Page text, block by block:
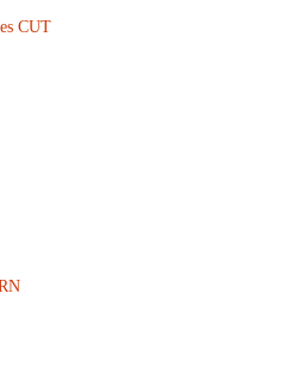
CUT